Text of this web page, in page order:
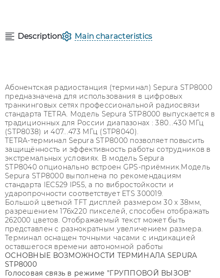
Description Main characteristics
Абонентская радиостанция (терминал) Sepura STP8000
предназначена для использования в цифровых
транкинговых сетях профессиональной радиосвязи
стандарта TETRA. Модель Sepura STP8000 выпускается в
традиционных для России диапазонах : 380...430 МГц
(STP8038) и 407...473 МГц (STP8040).
TETRA-терминал Sepura STP8000 позволяет повысить
защищённость и эффективность работы сотрудников в
экстремальных условиях. В модель Sepura
STP8040 опционально встроен GPS-приёмник.Модель
Sepura STP8000 выполнена по рекомендациям
стандарта IEC529 IP55, а по вибростойкости и
ударопрочности соответствует ETS 300019.
Большой цветной TFT дисплей размером 30 х 38мм,
разрешением 176х220 пикселей, способен отображать
262000 цветов. Отображаемый текст может быть
представлен с разнократным увеличением размера.
Терминал оснащен точными часами с индикацией
оставшегося времени автономной работы
ОСНОВНЫЕ ВОЗМОЖНОСТИ ТЕРМИНАЛА SEPURA
STP8000
Голосовая связь в режиме "ГРУППОВОЙ ВЫЗОВ"